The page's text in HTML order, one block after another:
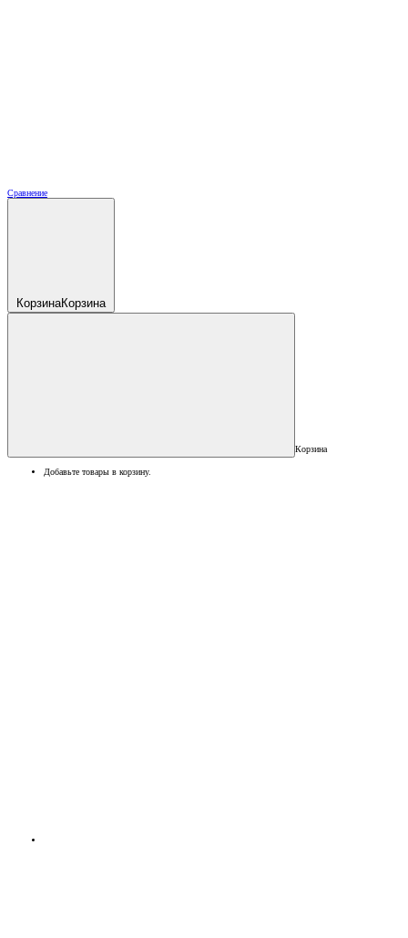
Сравнение
КорзинаКорзина
Корзина
Добавьте товары в корзину.